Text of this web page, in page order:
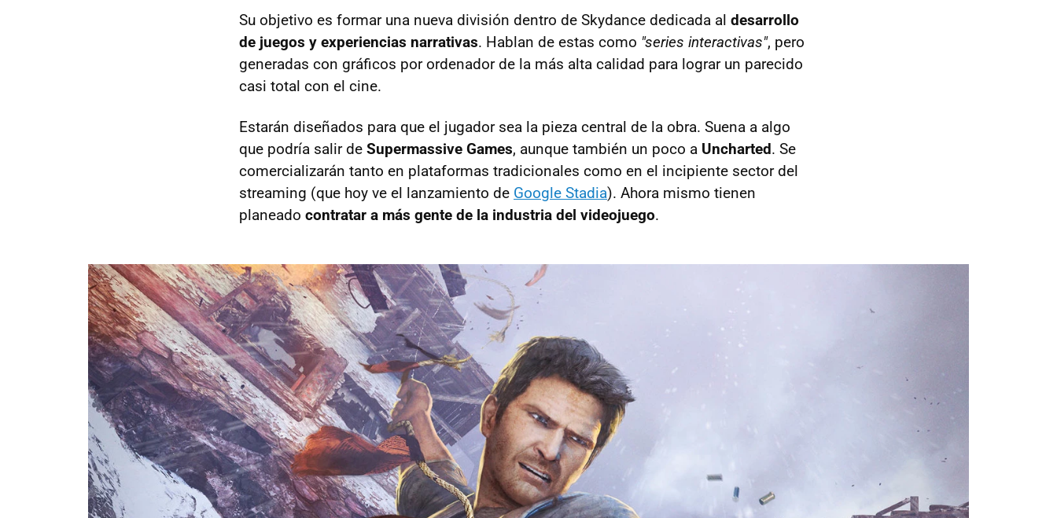
Su objetivo es formar una nueva división dentro de Skydance dedicada al desarrollo
de juegos y experiencias narrativas. Hablan de estas como "series interactivas", pero
generadas con gráficos por ordenador de la más alta calidad para lograr un parecido
casi total con el cine.
Estarán diseñados para que el jugador sea la pieza central de la obra. Suena a algo
que podría salir de Supermassive Games, aunque también un poco a Uncharted. Se
comercializarán tanto en plataformas tradicionales como en el incipiente sector del
streaming (que hoy ve el lanzamiento de Google Stadia). Ahora mismo tienen
planeado contratar a más gente de la industria del videojuego.